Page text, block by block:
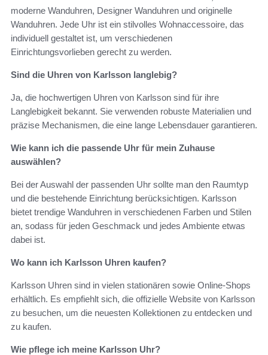
moderne Wanduhren, Designer Wanduhren und originelle
Wanduhren. Jede Uhr ist ein stilvolles Wohnaccessoire, das
individuell gestaltet ist, um verschiedenen
Einrichtungsvorlieben gerecht zu werden.
Sind die Uhren von Karlsson langlebig?
Ja, die hochwertigen Uhren von Karlsson sind für ihre
Langlebigkeit bekannt. Sie verwenden robuste Materialien und
präzise Mechanismen, die eine lange Lebensdauer garantieren.
Wie kann ich die passende Uhr für mein Zuhause
auswählen?
Bei der Auswahl der passenden Uhr sollte man den Raumtyp
und die bestehende Einrichtung berücksichtigen. Karlsson
bietet trendige Wanduhren in verschiedenen Farben und Stilen
an, sodass für jeden Geschmack und jedes Ambiente etwas
dabei ist.
Wo kann ich Karlsson Uhren kaufen?
Karlsson Uhren sind in vielen stationären sowie Online-Shops
erhältlich. Es empfiehlt sich, die offizielle Website von Karlsson
zu besuchen, um die neuesten Kollektionen zu entdecken und
zu kaufen.
Wie pflege ich meine Karlsson Uhr?